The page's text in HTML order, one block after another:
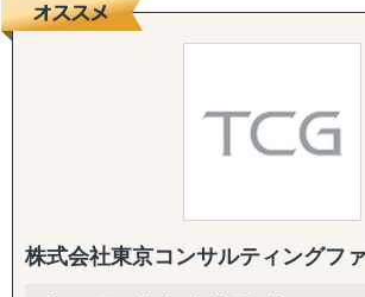
------------------------------------
◆以下はこれまで当社で実績が多く、特
↳ AIが出した"答えっぽいもの"を、現地の
外進出・国際展開のサポートを実施して
年７月には観光産業の伸びの著しい石垣
レーシア・シンガポール・インドネシア
ア・ニュージーランド・イギリス・ドイ
察等も直接支援可能、幅広く皆様の海外
ド事業をサポートしております。
株式会社東京コンサルティングフ